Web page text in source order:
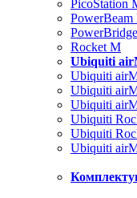
PicoStation
PowerBeam
Rocket M
Ubiquiti
Ubiquiti
Ubiquiti
Ubiquiti
Ubiquiti
Ubiquiti
Ubiquiti